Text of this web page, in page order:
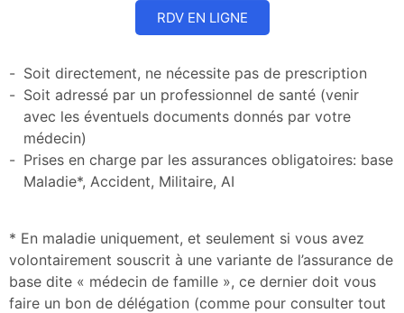
RDV EN LIGNE
Soit directement, ne nécessite pas de prescription
Soit adressé par un professionnel de santé (venir
avec les éventuels documents donnés par votre
médecin)
Prises en charge par les assurances obligatoires: base
Maladie*, Accident, Militaire, AI
* En maladie uniquement, et seulement si vous avez
volontairement souscrit à une variante de l’assurance de
base dite « médecin de famille », ce dernier doit vous
faire un bon de délégation (comme pour consulter tout